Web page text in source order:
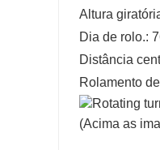
Altura
Dia de rolo.:
Distância
Rolamento
(Acima as